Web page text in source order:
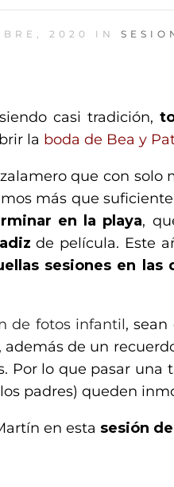
2020 IN
casi tradición,
la boda de Bea y
que con solo
más que
en la playa,
de película. Este
sesiones en
de fotos infantil,
además de un
Por lo que pasar
padres) queden
en esta sesión